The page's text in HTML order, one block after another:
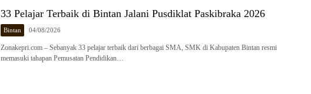
33 Pelajar Terbaik di Bintan Jalani Pusdiklat Paskibraka 2026
Bintan 04/08/2026
Zonakepri.com – Sebanyak 33 pelajar terbaik dari berbagai SMA, SMK di Kabupaten Bintan resmi
memasuki tahapan Pemusatan Pendidikan…